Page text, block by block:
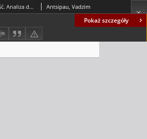
Pokaż szczegóły
Lewicowość i prawicowość. Analiza dynamiki idei w polityce, gospodarce i kulturze Antsipau, Vadzim